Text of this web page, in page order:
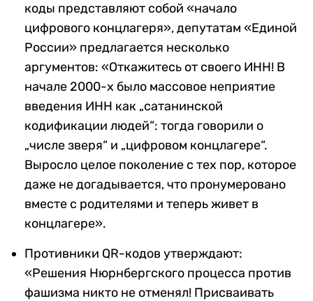
коды представляют собой «начало
цифрового концлагеря», депутатам «Единой
России» предлагается несколько
аргументов: «Откажитесь от своего ИНН! В
начале 2000-х было массовое неприятие
введения ИНН как „сатанинской
кодификации людей“: тогда говорили о
„числе зверя“ и „цифровом концлагере“.
Выросло целое поколение с тех пор, которое
даже не догадывается, что пронумеровано
вместе с родителями и теперь живет в
концлагере».
Противники QR-кодов утверждают:
«Решения Нюрнбергского процесса против
фашизма никто не отменял! Присваивать